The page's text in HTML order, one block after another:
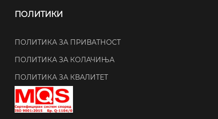
ПОЛИТИКИ
ПОЛИТИКА ЗА ПРИВАТНОСТ
ПОЛИТИКА ЗА КОЛАЧИЊА
ПОЛИТИКА ЗА КВАЛИТЕТ